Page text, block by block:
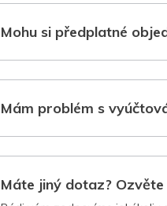
Mohu si předplatné
Mám problém s
Máte jiný dotaz? Ozvěte